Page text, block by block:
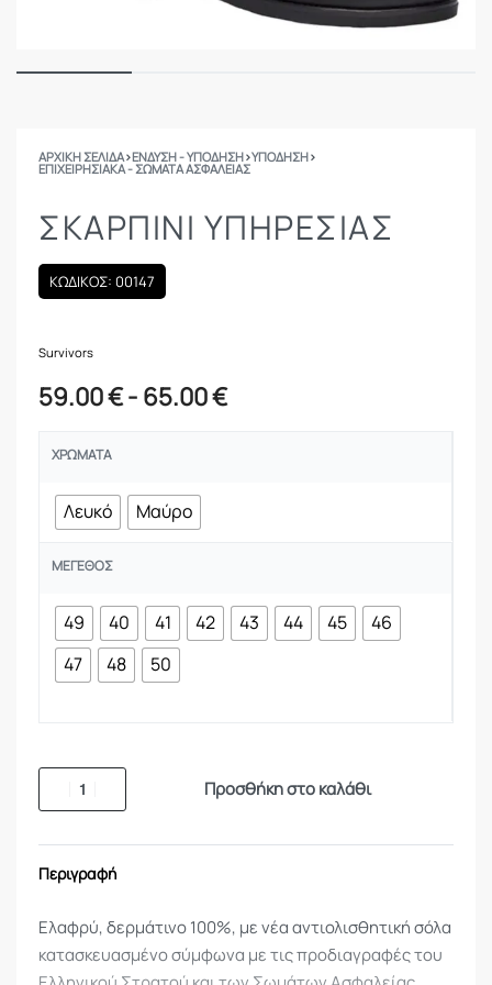
ΑΡΧΙΚΉ ΣΕΛΊΔΑ›ΕΝΔΥΣΗ - ΥΠΟΔΗΣΗ›ΥΠΟΔΗΣΗ›
ΕΠΙΧΕΙΡΗΣΙΑΚΆ - ΣΏΜΑΤΑ ΑΣΦΑΛΕΊΑΣ
ΣΚΑΡΠΊΝΙ ΥΠΗΡΕΣΊΑΣ
ΚΩΔΙΚΟΣ: 00147
Survivors
59.00€ 65.00€
ΧΡΏΜΑΤΑ
Λευκό Μαύρο
ΜΈΓΕΘΟΣ
49 40 41 42 43 44 45
46
47
48 50
Προσθήκη στο καλάθι
Περιγραφή
Ελαφρύ, δερμάτινο 100%, με νέα αντιολισθητική σόλα
κατασκευασμένο σύμφωνα με τις προδιαγραφές του